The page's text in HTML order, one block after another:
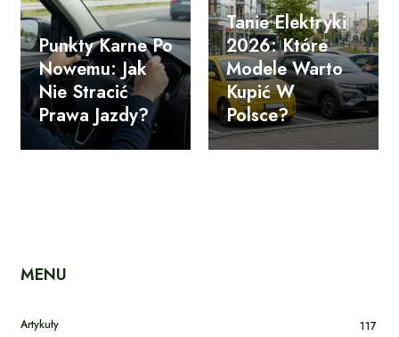
Punkty Karne Po
Nowemu: Jak
Nie Stracić
Prawa Jazdy?
Tanie Elektryki
2026: Które
Modele Warto
Kupić W
Polsce?
MENU
Artykuły 117